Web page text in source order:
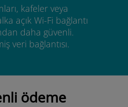
kafeler veya
açık Wi-Fi bağlantı
daha güvenli.
veri bağlantısı.
ödeme